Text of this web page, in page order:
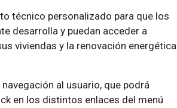
técnico personalizado para que los
desarrolla y puedan acceder a
viviendas y la renovación energética
al usuario, que podrá
en los distintos enlaces del menú